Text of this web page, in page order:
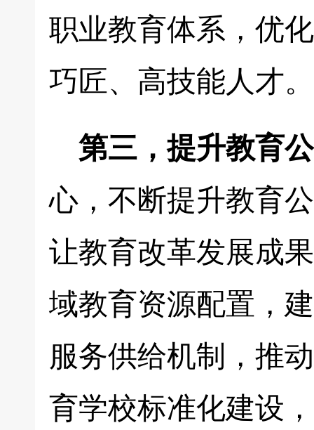
职业教育体系，优
巧匠、高技能人才。
第三，提升教育
心，不断提升教育
让教育改革发展成
域教育资源配置，
服务供给机制，推
育学校标准化建设